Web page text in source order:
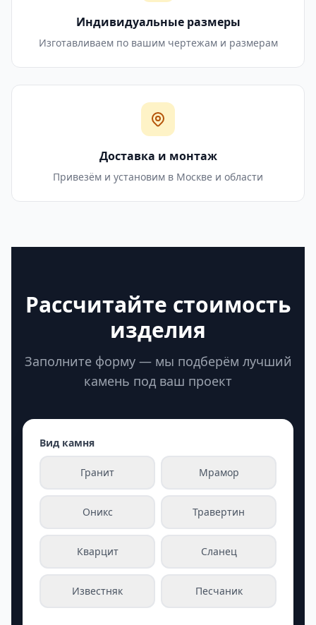
Индивидуальные размеры
Изготавливаем по вашим чертежам и размерам
Доставка и монтаж
Привезём и установим в Москве и области
Рассчитайте стоимость
изделия
Заполните форму — мы подберём лучший
камень под ваш проект
Вид камня
Гранит Мрамор
Оникс Травертин
Кварцит Сланец
Известняк Песчаник